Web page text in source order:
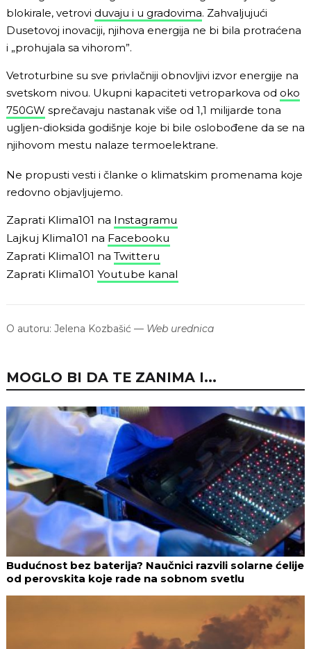
blokirale, vetrovi duvaju i u gradovima. Zahvaljujući
Dusetovoj inovaciji, njihova energija ne bi bila protraćena
i „prohujala sa vihorom”.
Vetroturbine su sve privlačniji obnovljivi izvor energije na
svetskom nivou. Ukupni kapaciteti vetroparkova od oko
750GW sprečavaju nastanak više od 1,1 milijarde tona
ugljen-dioksida godišnje koje bi bile oslobođene da se na
njihovom mestu nalaze termoelektrane.
Ne propusti vesti i članke o klimatskim promenama koje
redovno objavljujemo.
Zaprati Klima101 na Instagramu
Lajkuj Klima101 na Facebooku
Zaprati Klima101 na Twitteru
Zaprati Klima101 Youtube kanal
O autoru: Jelena Kozbašić — Web urednica
MOGLO BI DA TE ZANIMA I...
Budućnost bez baterija? Naučnici razvili solarne ćelije
od perovskita koje rade na sobnom svetlu